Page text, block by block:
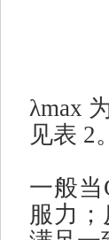
λmax
见表 2。
一般当
服力